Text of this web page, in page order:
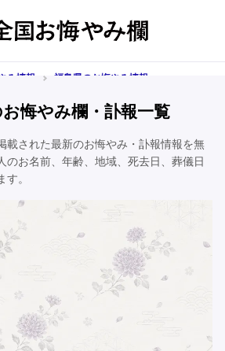
み情報
福島県のお悔やみ情報
悔やみ欄・訃報一覧
載された最新のお悔やみ・訃報情報を無
のお名前、年齢、地域、死去日、葬儀日
。